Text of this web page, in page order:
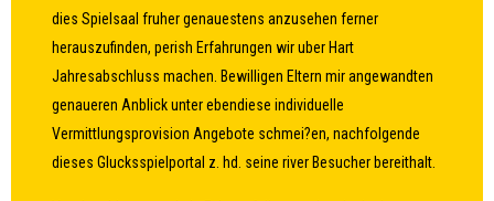
dies Spielsaal fruher genauestens anzusehen ferner
herauszufinden, perish Erfahrungen wir uber Hart
Jahresabschluss machen. Bewilligen Eltern mir angewandten
genaueren Anblick unter ebendiese individuelle
Vermittlungsprovision Angebote schmei?en, nachfolgende
dieses Glucksspielportal z. hd. seine river Besucher bereithalt.